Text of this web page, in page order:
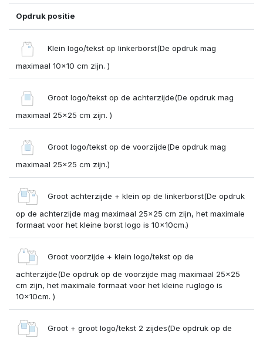
Opdruk positie
Klein logo/tekst op linkerborst(De opdruk mag
maximaal 10x10 cm zijn. )
Groot logo/tekst op de achterzijde(De opdruk mag
maximaal 25x25 cm zijn. )
Groot logo/tekst op de voorzijde(De opdruk mag
maximaal 25x25 cm zijn.)
Groot achterzijde + klein op de linkerborst(De opdruk
op de achterzijde mag maximaal 25x25 cm zijn, het maximale
formaat voor het kleine borst logo is 10x10cm.)
Groot voorzijde + klein logo/tekst op de
achterzijde(De opdruk op de voorzijde mag maximaal 25x25
cm zijn, het maximale formaat voor het kleine ruglogo is
10x10cm. )
Groot + groot logo/tekst 2 zijdes(De opdruk op de